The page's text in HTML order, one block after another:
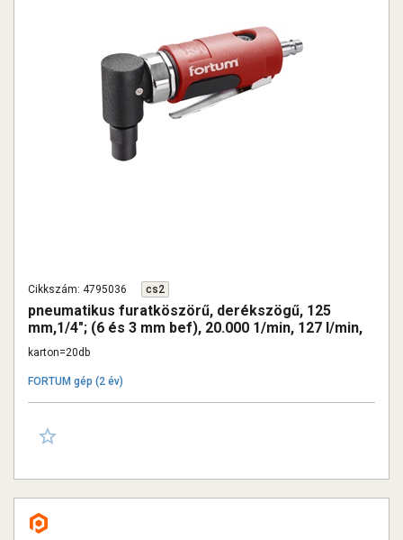
Cikkszám: 4795036 cs2
pneumatikus furatköszörű, derékszögű, 125
mm,1/4"; (6 és 3 mm bef), 20.000 1/min, 127 l/min,
6,3 Bar, 1/4" csatl., 0,5kg
karton=20db
FORTUM gép (2 év)